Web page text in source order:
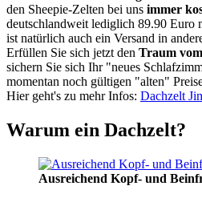
den Sheepie-Zelten bei uns immer
deutschlandweit lediglich 89.90 Euro
ist natürlich auch ein Versand in
Erfüllen Sie sich jetzt den Traum
sichern Sie sich Ihr "neues
momentan noch gültigen "alten"
Hier geht's zu mehr Infos: Dachzelt
Warum ein Dachzelt?
Ausreichend Kopf- und